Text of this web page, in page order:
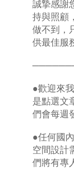
誠摯感謝
持與照顧
做不到，
供最佳服
●歡迎來
是點選文
們會每週
●任何國
空間設計
們將有專